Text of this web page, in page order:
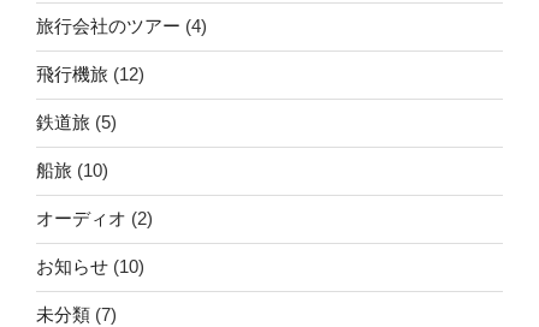
旅行会社のツアー (4)
飛行機旅 (12)
鉄道旅 (5)
船旅 (10)
オーディオ (2)
お知らせ (10)
未分類 (7)